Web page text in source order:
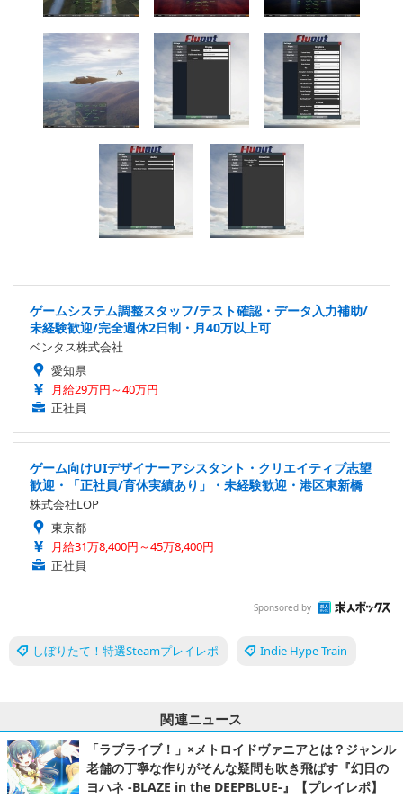
ゲームシステム調整スタッフ/テスト確認・データ入力補助/
未経験歓迎/完全週休2日制・月40万以上可
ベンタス株式会社
愛知県
月給29万円～40万円
正社員
ゲーム向けUIデザイナーアシスタント・クリエイティブ志望
歓迎・「正社員/育休実績あり」・未経験歓迎・港区東新橋
株式会社LOP
東京都
月給31万8,400円～45万8,400円
正社員
Sponsored by
しぼりたて！特選Steamプレイレポ Indie Hype Train
関連ニュース
「ラブライブ！」×メトロイドヴァニアとは？ジャンル
老舗の丁寧な作りがそんな疑問も吹き飛ばす『幻日の
ヨハネ -BLAZE in the DEEPBLUE-』【プレイレポ】